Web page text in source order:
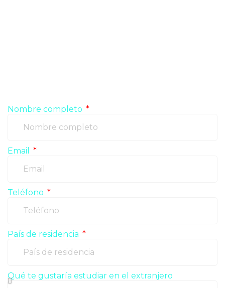
Nombre completo
Email
Teléfono
País de residencia
Qué te gustaría estudiar en el extranjero